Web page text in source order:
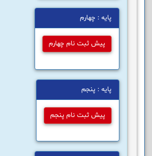
پایه : چهارم
پیش ثبت نام چهارم
پایه : پنجم
پیش ثبت نام پنجم